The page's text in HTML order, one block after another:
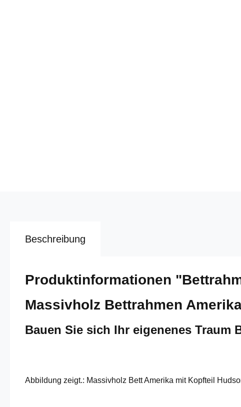
Beschreibung
Produktinformationen
Massivholz Bettrahmen
Bauen Sie sich Ihr eigenenes Traum
Abbildung zeigt.: Massivholz Bett Amerika mit Kopfteil